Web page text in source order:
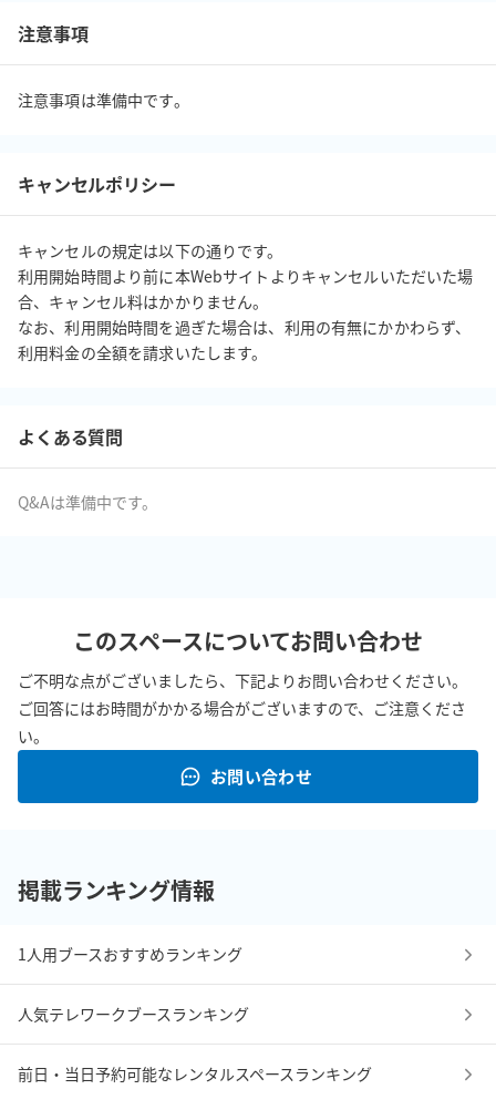
注意事項
注意事項は準備中です。
キャンセルポリシー
キャンセルの規定は以下の通りです。
利用開始時間より前に本Webサイトよりキャンセルいただいた場
合、キャンセル料はかかりません。
なお、利用開始時間を過ぎた場合は、利用の有無にかかわらず、
利用料金の全額を請求いたします。
よくある質問
Q&Aは準備中です。
このスペースについてお問い合わせ
ご不明な点がございましたら、下記よりお問い合わせください。
ご回答にはお時間がかかる場合がございますので、ご注意くださ
い。
お問い合わせ
掲載ランキング情報
1人用ブースおすすめランキング
人気テレワークブースランキング
前日・当日予約可能なレンタルスペースランキング